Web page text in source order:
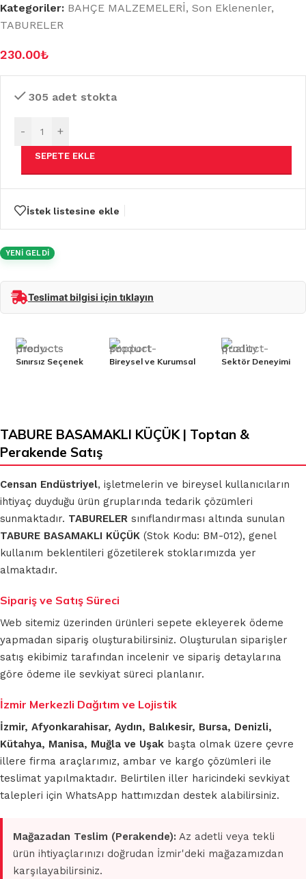
Kategoriler: BAHÇE MALZEMELERİ, Son Eklenenler,
TABURELER
230.00₺
305 adet stokta
- +
SEPETE EKLE
İstek listesine ekle
YENİ GELDİ
Teslimat bilgisi için tıklayın
Sınırsız Seçenek Bireysel ve Kurumsal Sektör Deneyimi
TABURE BASAMAKLI KÜÇÜK | Toptan &
Perakende Satış
Censan Endüstriyel, işletmelerin ve bireysel kullanıcıların
ihtiyaç duyduğu ürün gruplarında tedarik çözümleri
sunmaktadır. TABURELER sınıflandırması altında sunulan
TABURE BASAMAKLI KÜÇÜK (Stok Kodu: BM-012), genel
kullanım beklentileri gözetilerek stoklarımızda yer
almaktadır.
Sipariş ve Satış Süreci
Web sitemiz üzerinden ürünleri sepete ekleyerek ödeme
yapmadan sipariş oluşturabilirsiniz. Oluşturulan siparişler
satış ekibimiz tarafından incelenir ve sipariş detaylarına
göre ödeme ile sevkiyat süreci planlanır.
İzmir Merkezli Dağıtım ve Lojistik
İzmir, Afyonkarahisar, Aydın, Balıkesir, Bursa, Denizli,
Kütahya, Manisa, Muğla ve Uşak başta olmak üzere çevre
illere firma araçlarımız, ambar ve kargo çözümleri ile
teslimat yapılmaktadır. Belirtilen iller haricindeki sevkiyat
talepleri için WhatsApp hattımızdan destek alabilirsiniz.
Mağazadan Teslim (Perakende): Az adetli veya tekli
ürün ihtiyaçlarınızı doğrudan İzmir'deki mağazamızdan
karşılayabilirsiniz.